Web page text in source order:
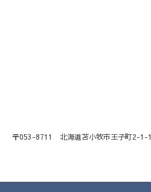
〒053-8711 北海道苫小牧市王子町2-1-1